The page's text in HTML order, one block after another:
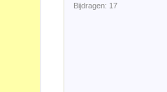
Bijdragen: 17